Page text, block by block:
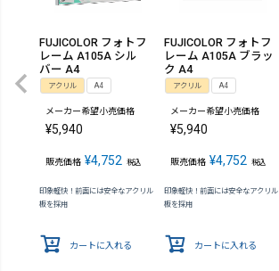
FUJICOLOR フォトフ
レーム A105A シル
バー A4
アクリル A4
メーカー希望小売価格
¥5,940
販売価格 ¥4,752 税込
印象軽快！前面には安全なアクリル
板を採用
カートに入れる
FUJICOLOR フォトフ
レーム A105A ブラッ
ク A4
アクリル A4
メーカー希望小売価格
¥5,940
販売価格 ¥4,752 税込
印象軽快！前面には安全なアクリル
板を採用
カートに入れる